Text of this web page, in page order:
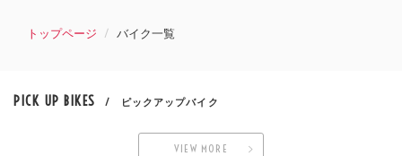
トップページ バイク一覧
PICK UP BIKES / ピックアップバイク
VIEW MORE